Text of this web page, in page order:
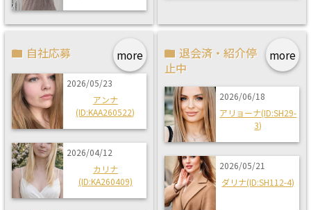
more
自社応募
2026/05/23
アンナ
(ID:KAA260522)
2026/04/12
カリナ
(ID:KA260409)
more
退会済・紹介停
止中
2026/06/18
アリョーナ(ID:SH29-
3)
2026/05/21
ダリナ(ID:SH112-4)